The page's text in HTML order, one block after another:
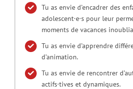
Tu as envie d’encadrer des
adolescent·e·s pour leur
moments de vacances
Tu as envie d’apprendre
d’animation.
Tu as envie de rencontrer
actifs·tives et dynamiques.